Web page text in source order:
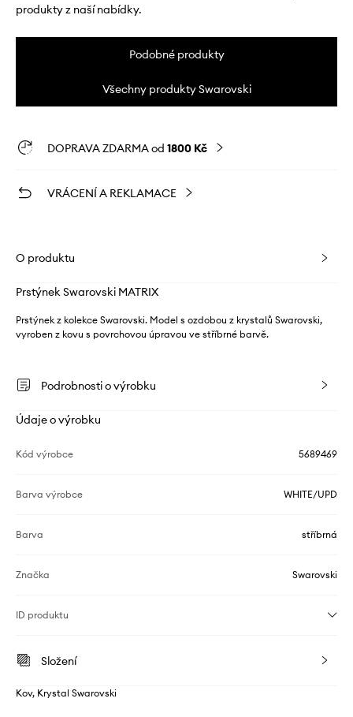
produkty z naší nabídky.
Podobné produkty
Všechny produkty Swarovski
DOPRAVA ZDARMA od 1800 Kč
VRÁCENÍ A REKLAMACE
O produktu
Prstýnek Swarovski MATRIX
Prstýnek z kolekce Swarovski. Model s ozdobou z krystalů Swarovski,
vyroben z kovu s povrchovou úpravou ve stříbrné barvě.
Podrobnosti o výrobku
Údaje o výrobku
Kód výrobce 5689469
Barva výrobce WHITE/UPD
Barva stříbrná
Značka Swarovski
ID produktu
Složení
Kov, Krystal Swarovski